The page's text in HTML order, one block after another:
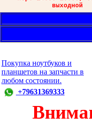
выходной
Покупка ноутбуков и
планшетов на запчасти в
любом состоянии.
+79631369333